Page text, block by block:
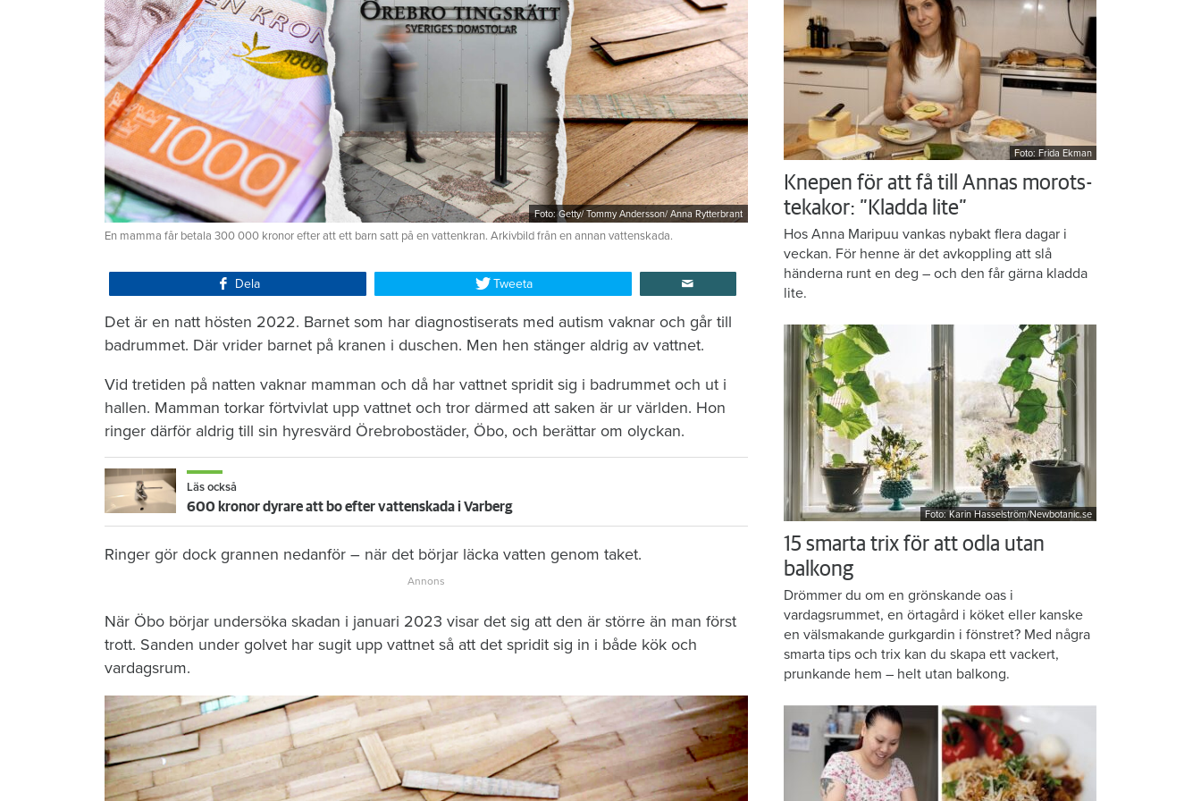
Foto: Getty/ Tommy Andersson/ Anna Rytterbrant
En mamma får betala 300 000 kronor efter att ett barn satt på en vattenkran. Arkivbild från en annan vattenskada.
Dela Tweeta
Det är en natt hösten 2022. Barnet som har diagnostiserats med autism vaknar och går till
badrummet. Där vrider barnet på kranen i duschen. Men hen stänger aldrig av vattnet.
Vid tretiden på natten vaknar mamman och då har vattnet spridit sig i badrummet och ut i
hallen. Mamman torkar förtvivlat upp vattnet och tror därmed att saken är ur världen. Hon
ringer därför aldrig till sin hyresvärd Örebrobostäder, Öbo, och berättar om olyckan.
Läs också
600 kronor dyrare att bo efter vattenskada i Varberg
Ringer gör dock grannen nedanför – när det börjar läcka vatten genom taket.
När Öbo börjar undersöka skadan i januari 2023 visar det sig att den är större än man först
trott. Sanden under golvet har sugit upp vattnet så att det spridit sig in i både kök och
vardagsrum.
Foto: Frida Ekman
Knepen för att få till Annas morots-
tekakor: ”Kladda lite”
Hos Anna Maripuu vankas nybakt flera dagar i
veckan. För henne är det avkoppling att slå
händerna runt en deg – och den får gärna kladda
lite.
Foto: Karin Hasselström/Newbotanic.se
15 smarta trix för att odla utan
balkong
Drömmer du om en grönskande oas i
vardagsrummet, en örtagård i köket eller kanske
en välsmakande gurkgardin i fönstret? Med några
smarta tips och trix kan du skapa ett vackert,
prunkande hem – helt utan balkong.